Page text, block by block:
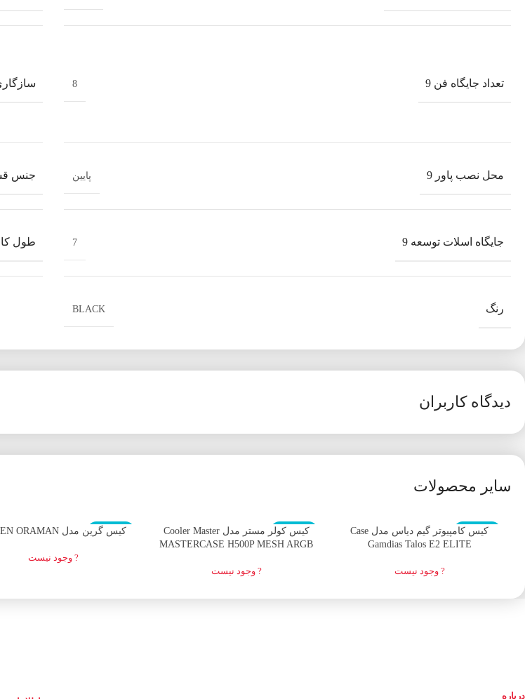
تعداد جایگاه فن 9 8
محل نصب پاور 9 پایین جنس
جایگاه اسلات توسعه 9 7 طول
رنگ BLACK
دیدگاه کاربران
سایر محصولات
اتمام موجودی
کیس کامپیوتر گیم دیاس مدل Case
Gamdias Talos E2 ELITE
? وجود نیست
اتمام موجودی
کیس کولر مستر مدل Cooler Master
MASTERCASE H500P MESH ARGB
? وجود نیست
اتمام موجودی
کیس گرین مدل GREEN ORAMAN
? وجود نیست
درباره